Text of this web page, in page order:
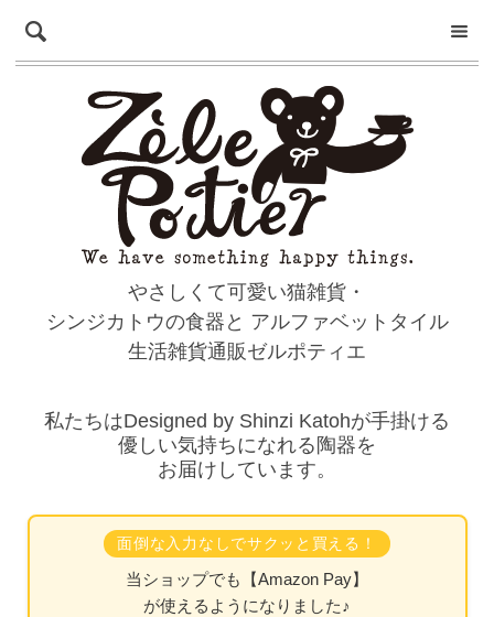
やさしくて可愛い猫雑貨・
シンジカトウの食器と アルファベットタイル
生活雑貨通販ゼルポティエ
私たちはDesigned by Shinzi Katohが手掛ける
優しい気持ちになれる陶器を
お届けしています。
面倒な入力なしでサクッと買える！
当ショップでも
【Amazon Pay】
が使えるようになりました♪